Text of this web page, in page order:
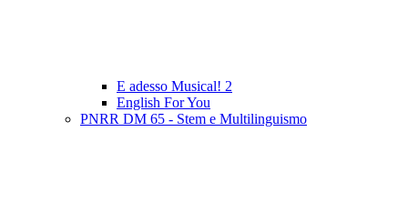
E adesso Musical! 2
English For You
PNRR DM 65 - Stem e Multilinguismo